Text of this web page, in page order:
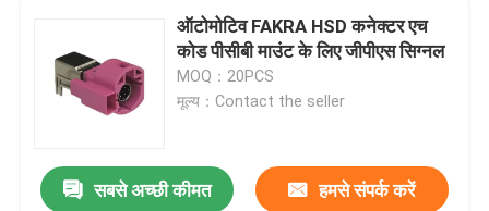
ऑटोमोटिव FAKRA HSD कनेक्टर एच
कोड पीसीबी माउंट के लिए जीपीएस सिग्नल
MOQ：20PCS
मूल्य：Contact the seller
सबसे अच्छी कीमत हमसे संपर्क करें